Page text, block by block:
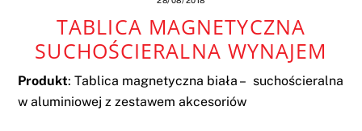
TABLICA MAGNETYCZNA
SUCHOŚCIERALNA WYNAJEM
Produkt: Tablica magnetyczna biała – suchościeralna
w aluminiowej z zestawem akcesoriów